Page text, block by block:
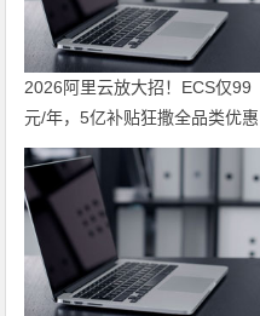
2026阿里云放大招！ECS仅99
元/年，5亿补贴狂撒全品类优惠
券，手把手教你省钱 领代金券